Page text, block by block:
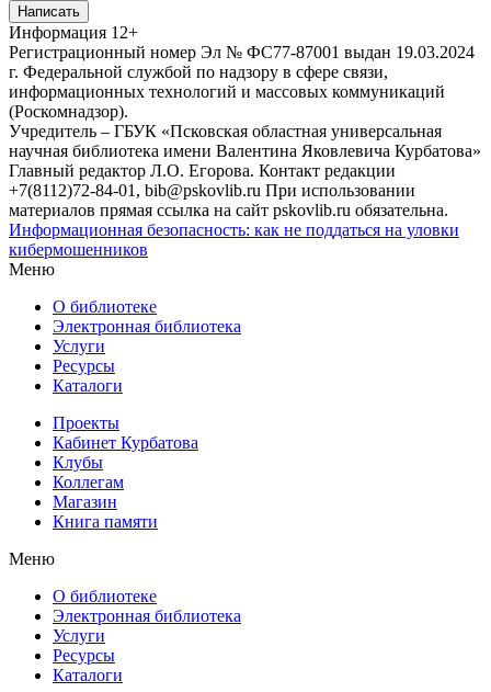
Написать
Информация 12+
Регистрационный номер Эл № ФС77-87001 выдан 19.03.2024
г. Федеральной службой по надзору в сфере связи,
информационных технологий и массовых коммуникаций
(Роскомнадзор).
Учредитель – ГБУК «Псковская областная универсальная
научная библиотека имени Валентина Яковлевича Курбатова»
Главный редактор Л.О. Егорова. Контакт редакции
+7(8112)72-84-01, bib@pskovlib.ru При использовании
материалов прямая ссылка на сайт pskovlib.ru обязательна.
Информационная безопасность: как не поддаться на уловки
кибермошенников
Меню
О библиотеке
Электронная библиотека
Услуги
Ресурсы
Каталоги
Проекты
Кабинет Курбатова
Клубы
Коллегам
Магазин
Книга памяти
Меню
О библиотеке
Электронная библиотека
Услуги
Ресурсы
Каталоги